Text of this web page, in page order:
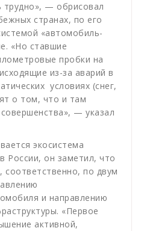
трудно», — обрисовал
странах, по его
«автомобиль-
«Но ставшие
пробки на
из-за аварий в
условиях (снег,
о том, что и там
— указал
экосистема
России, он заметил, что
соответственно, по двум
и направлению
«Первое
активной,